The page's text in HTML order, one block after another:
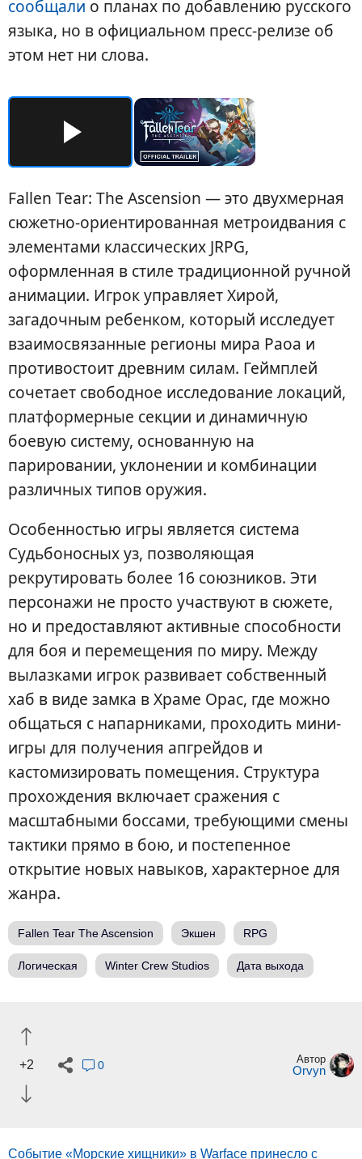
сообщали о планах по добавлению русского
языка, но в официальном пресс-релизе об
этом нет ни слова.
Fallen Tear: The Ascension — это двухмерная
сюжетно-ориентированная метроидвания с
элементами классических JRPG,
оформленная в стиле традиционной ручной
анимации. Игрок управляет Хирой,
загадочным ребенком, который исследует
взаимосвязанные регионы мира Раоа и
противостоит древним силам. Геймплей
сочетает свободное исследование локаций,
платформерные секции и динамичную
боевую систему, основанную на
парировании, уклонении и комбинации
различных типов оружия.
Особенностью игры является система
Судьбоносных уз, позволяющая
рекрутировать более 16 союзников. Эти
персонажи не просто участвуют в сюжете,
но и предоставляют активные способности
для боя и перемещения по миру. Между
вылазками игрок развивает собственный
хаб в виде замка в Храме Орас, где можно
общаться с напарниками, проходить мини-
игры для получения апгрейдов и
кастомизировать помещения. Структура
прохождения включает сражения с
масштабными боссами, требующими смены
тактики прямо в бою, и постепенное
открытие новых навыков, характерное для
жанра.
Fallen Tear The Ascension Экшен RPG
Логическая Winter Crew Studios Дата выхода
+2 0 Автор
Orvyn
Событие «Морские хищники» в Warface принесло с